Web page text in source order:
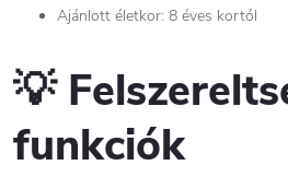
Ajánlott életkor: 8 éves kortól
💡
funkciók